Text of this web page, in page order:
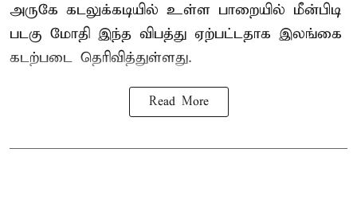
அருகே கடலுக்கடியில் உள்ள பாறையில் மீன்பிடி
படகு மோதி இந்த விபத்து ஏற்பட்டதாக இலங்கை
கடற்படை தெரிவித்துள்ளது.
Read More